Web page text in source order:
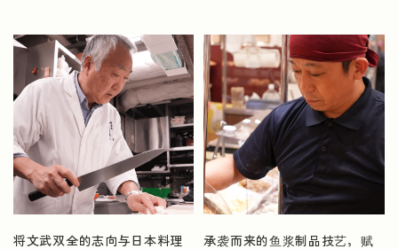
将文武双全的志向与日本料理
承袭而来的鱼浆制品技艺，赋